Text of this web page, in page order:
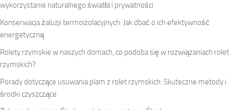
wykorzystanie naturalnego światła i prywatności
Konserwacja żaluzji termoizolacyjnych: Jak dbać o ich efektywność
energetyczną
Rolety rzymskie w naszych domach, co podoba się w rozwiązaniach rolet
rzymskich?
Porady dotyczące usuwania plam z rolet rzymskich: Skuteczne metody i
środki czyszczące